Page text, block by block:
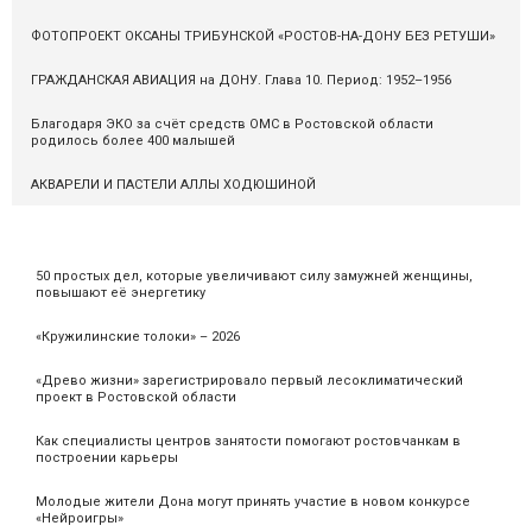
50 простых дел, которые увеличивают силу замужней женщины,
повышают её энергетику
«Кружилинские толоки» – 2026
«Древо жизни» зарегистрировало первый лесоклиматический
проект в Ростовской области
Как специалисты центров занятости помогают ростовчанкам в
построении карьеры
Молодые жители Дона могут принять участие в новом конкурсе
«Нейроигры»
ФОТОПРОЕКТ ОКСАНЫ ТРИБУНСКОЙ «РОСТОВ-НА-ДОНУ БЕЗ РЕТУШИ»
ГРАЖДАНСКАЯ АВИАЦИЯ на ДОНУ. Глава 10. Период: 1952–1956
Благодаря ЭКО за счёт средств ОМС в Ростовской области
родилось более 400 малышей
АКВАРЕЛИ И ПАСТЕЛИ АЛЛЫ ХОДЮШИНОЙ